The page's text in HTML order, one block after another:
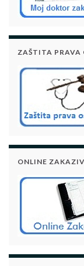
ZAŠTITA PRAVA
ONLINE